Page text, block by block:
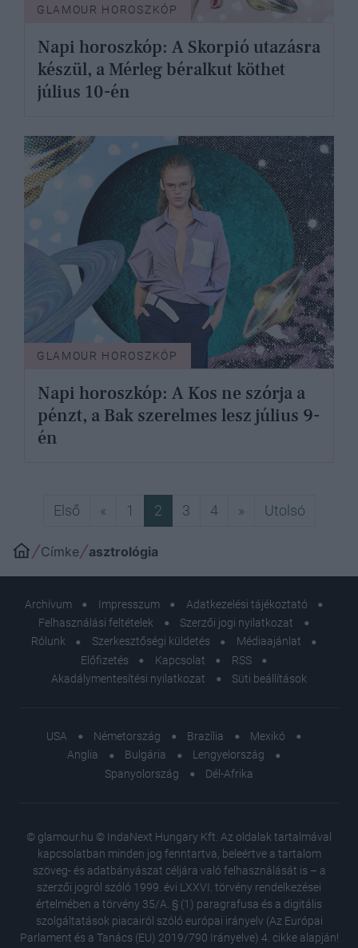
GLAMOUR HOROSZKÓP
Napi horoszkóp: A Skorpió utazásra
készül, a Mérleg béralkut köthet
július 10-én
GLAMOUR HOROSZKÓP
Napi horoszkóp: A Kos ne szórja a
pénzt, a Bak szerelmes lesz július 9-
én
ElsőElső
«Előző1 2 3 4 »Következő
UtolsóUtolsó
Címke asztrológia
Archívum Impresszum
Adatkezelési tájékoztató
Felhasználási feltételek
Szerzői jogi nyilatkozat
Rólunk
Szerkesztőségi küldetés
Médiaajánlat
Előfizetés
Kapcsolat
RSS
Akadálymentesítési nyilatkozat
Süti beállítások
USA Németország Brazília
Mexikó
Anglia
Bulgária
Lengyelország
Spanyolország
Dél-Afrika
© glamour.hu © IndaNext Hungary Kft. Az oldalak tartalmával
kapcsolatban minden jog fenntartva, beleértve a tartalom
szöveg- és adatbányászat céljára való felhasználását is – a
szerzői jogról szóló 1999. évi LXXVI. törvény rendelkezései
értelmében a törvény 35/A. § (1) paragrafusa és a digitális
szolgáltatások piacairól szóló európai irányelv (Az Európai
Parlament és a Tanács (EU) 2019/790 Irányelve) 4. cikke alapján!